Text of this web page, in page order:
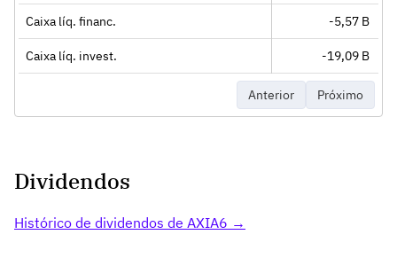
Caixa líq. financ. -5,57 B
Caixa líq. invest. -19,09 B
Anterior Próximo
Dividendos
Histórico de dividendos de AXIA6 →